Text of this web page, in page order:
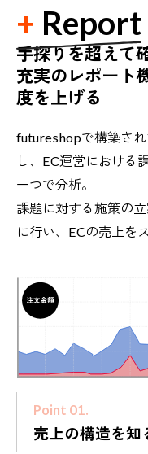
Report
手探りを超えて
充実のレポート
度を上げる
futureshopで構築さ
し、EC運営における
一つで分析。
課題に対する施策の
に行い、ECの売上を
Point 01.
売上の構造を知